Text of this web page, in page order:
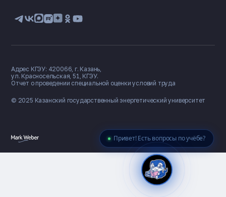
Привет! Есть вопросы по учёбе?
🏠 Общежитие
© 2025 Казанский государственный энергетический университет
Адрес КГЭУ: 420066, г. Казань,
ул. Красносельская, 51, КГЭУ.
Отчет о проведении специальной оценки условий труда